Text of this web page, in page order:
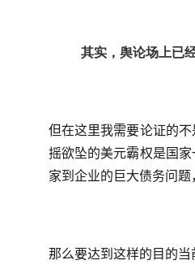
其实，舆论场上已
但在这里我需要论证的
摇欲坠的美元霸权是国
家到企业的巨大债务问
那么要达到这样的目的